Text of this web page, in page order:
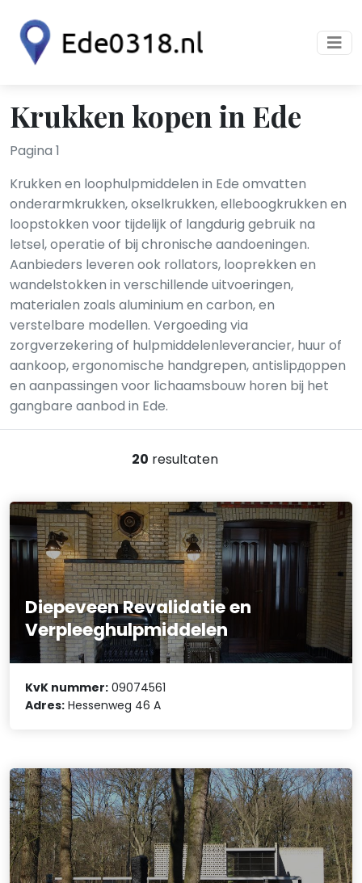
Krukken kopen in Ede
Pagina 1
Krukken en loophulpmiddelen in Ede omvatten
onderarmkrukken, okselkrukken, elleboogkrukken en
loopstokken voor tijdelijk of langdurig gebruik na
letsel, operatie of bij chronische aandoeningen.
Aanbieders leveren ook rollators, looprekken en
wandelstokken in verschillende uitvoeringen,
materialen zoals aluminium en carbon, en
verstelbare modellen. Vergoeding via
zorgverzekering of hulpmiddelenleverancier, huur of
aankoop, ergonomische handgrepen, antislipдоppen
en aanpassingen voor lichaamsbouw horen bij het
gangbare aanbod in Ede.
20 resultaten
Diepeveen Revalidatie en
Verpleeghulpmiddelen
KvK nummer: 09074561
Adres: Hessenweg 46 A